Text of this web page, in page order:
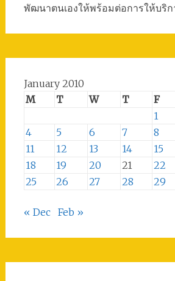
พัฒนาตนเองให้พร้อมต่อการให้บริก
January 2010
M
T W T F
1
4
5 6 7 8
11
12 13 14 15
18
19 20 21 22
25
26 27 28 29
« Dec Feb »